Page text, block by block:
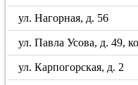
ул. Нагорная, д. 56
ул. Павла Усова, д. 49,
ул. Карпогорская, д. 2